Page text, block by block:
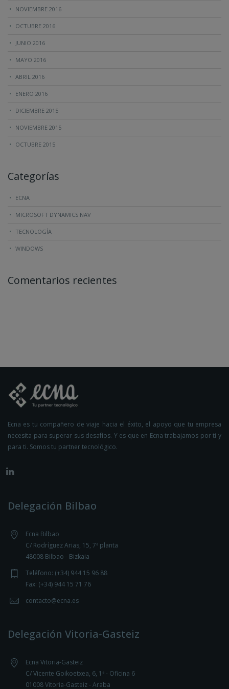
NOVIEMBRE 2016
OCTUBRE 2016
JUNIO 2016
MAYO 2016
ABRIL 2016
ENERO 2016
DICIEMBRE 2015
NOVIEMBRE 2015
OCTUBRE 2015
Categorías
ECNA
MICROSOFT DYNAMICS NAV
TECNOLOGÍA
WINDOWS
Comentarios recientes
Ecna es tu compañero de viaje hacia el éxito, el apoyo que tu empresa
necesita para superar sus desafíos. Y es que en Ecna trabajamos por ti y
para ti. Somos tu partner tecnológico.
Delegación Bilbao
Ecna Bilbao
C/ Rodríguez Arias, 15, 7ª planta
48008 Bilbao - Bizkaia
Teléfono: (+34) 944 15 96 88
Fax: (+34) 944 15 71 76
contacto@ecna.es
Delegación Vitoria-Gasteiz
Ecna Vitoria-Gasteiz
C/ Vicente Goikoetxea, 6, 1ª - Oficina 6
01008 Vitoria-Gasteiz - Araba